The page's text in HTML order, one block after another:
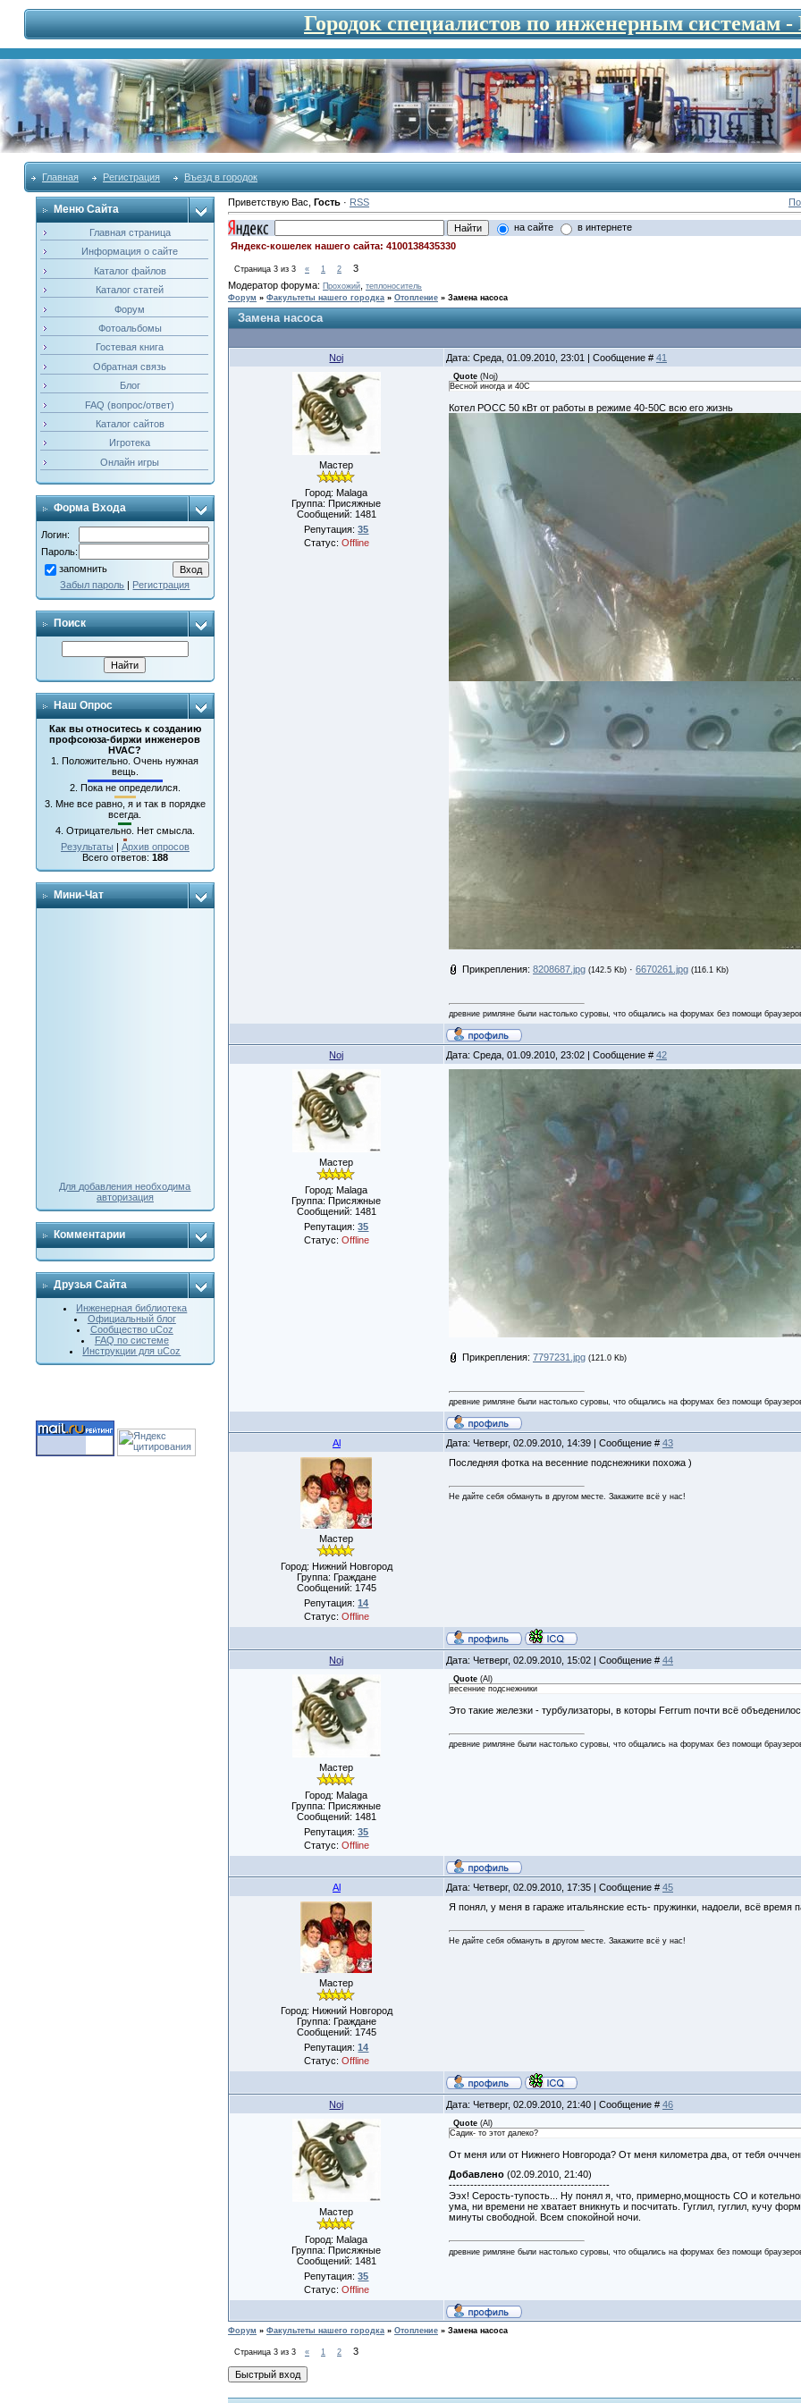
Городок специалистов по инженерным
Главная Регистрация Въезд в городок
Меню Сайта
Главная страница
Информация о сайте
Каталог файлов
Каталог статей
Форум
Фотоальбомы
Гостевая книга
Обратная связь
Блог
FAQ (вопрос/ответ)
Каталог сайтов
Игротека
Онлайн игры
Форма Входа
Логин:
Пароль:
запомнить
Забыл пароль | Регистрация
Поиск
Наш Опрос
Как вы относитесь к созданию
профсоюза-биржи инженеров
HVAC?
1.Положительно. Очень нужная
вещь.
2. Пока не определился.
3. Мне все равно, я и так в порядке
всегда.
4. Отрицательно. Нет смысла.
Результаты | Архив опросов
Всего ответов: 188
Мини-Чат
Для добавления необходима
авторизация
Комментарии
Друзья Сайта
Инженерная библиотека
Официальный блог
Сообщество uCoz
FAQ по системе
Инструкции для uCoz
Приветствую Вас Гость· RSS
на сайте
в интернете
Яндекс-кошелек нашего сайта: 4100138435330
Страница 3из 3 « 1 2
3
Модератор форума: Прохожий, теплоноситель
Форум » Факультеты нашего городка » Отопление » Замена насоса
Замена насоса
Noj Дата: Среда, 01.09.2010, 23:01 | Сообщение # 41
Мастер
Город: Malaga
Группа: Присяжные
Сообщений: 1481
Репутация:35
Статус: Offline
Quote(Noj)
Весной иногда и 40С
Котел РОСС 50 кВт от работы в режиме 40-50С всю его жизнь
Прикрепления: 8208687.jpg (142.5 Kb) · 6670261.jpg (116.1 Kb)
древние римляне были настолько суровы, что общались на форумах без помощи
Noj Дата: Среда, 01.09.2010, 23:02 | Сообщение # 42
Мастер
Город: Malaga
Группа: Присяжные
Сообщений: 1481
Репутация:35
Статус: Offline
Прикрепления: 7797231.jpg (121.0 Kb)
древние римляне были настолько суровы, что общались на форумах без помощи
Al Дата: Четверг, 02.09.2010, 14:39 | Сообщение # 43
Мастер
Город: Нижний Новгород
Группа: Граждане
Сообщений: 1745
Репутация:14
Статус: Offline
Последняя фотка на весенние подснежники похожа )
Не дайте себя обмануть в другом месте. Закажите всё у нас!
Noj Дата: Четверг, 02.09.2010, 15:02 | Сообщение # 44
Мастер
Город: Malaga
Группа: Присяжные
Сообщений: 1481
Репутация:35
Статус: Offline
Quote(Al )
весенние подснежники
Это такие железки - турбулизаторы, в которы Ferrum почти всё
древние римляне были настолько суровы, что общались на форумах без помощи
Al Дата: Четверг, 02.09.2010, 17:35 | Сообщение # 45
Мастер
Город: Нижний Новгород
Группа: Граждане
Сообщений: 1745
Репутация:14
Статус: Offline
Я понял, у меня в гараже итальянские есть- пружинки, надоели, всё время
Не дайте себя обмануть в другом месте. Закажите всё у нас!
Noj Дата: Четверг, 02.09.2010, 21:40 | Сообщение # 46
Мастер
Город: Malaga
Группа: Присяжные
Сообщений: 1481
Репутация:35
Статус: Offline
Quote(Al )
Садик- то этот далеко?
От меня или от Нижнего Новгорода? От меня километра два, от тебя
Добавлено(02.09.2010, 21:40)
---------------------------------------------
Ээх! Серость-тупость... Ну понял я, что, примерно,мощность СО и
ума, ни времени не хватает вникнуть и посчитать. Гуглил, гуглил, кучу
минуты свободной. Всем спокойной ночи.
древние римляне были настолько суровы, что общались на форумах без помощи
Форум » Факультеты нашего городка » Отопление » Замена насоса
Страница 3из 3 « 1 2 3